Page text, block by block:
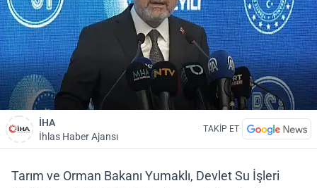
İHA
İhlas Haber Ajansı
TAKİP ET
Tarım ve Orman Bakanı Yumaklı, Devlet Su İşleri